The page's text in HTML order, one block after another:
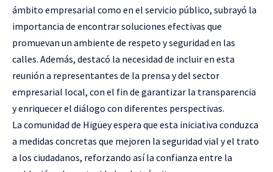
ámbito empresarial como en el servicio público, subrayó la
importancia de encontrar soluciones efectivas que
promuevan un ambiente de respeto y seguridad en las
calles. Además, destacó la necesidad de incluir en esta
reunión a representantes de la prensa y del sector
empresarial local, con el fin de garantizar la transparencia
y enriquecer el diálogo con diferentes perspectivas.
La comunidad de Higüey espera que esta iniciativa conduzca
a medidas concretas que mejoren la seguridad vial y el trato
a los ciudadanos, reforzando así la confianza entre la